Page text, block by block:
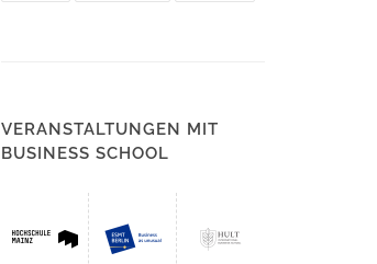
VERANSTALTUNGEN MIT
BUSINESS SCHOOL